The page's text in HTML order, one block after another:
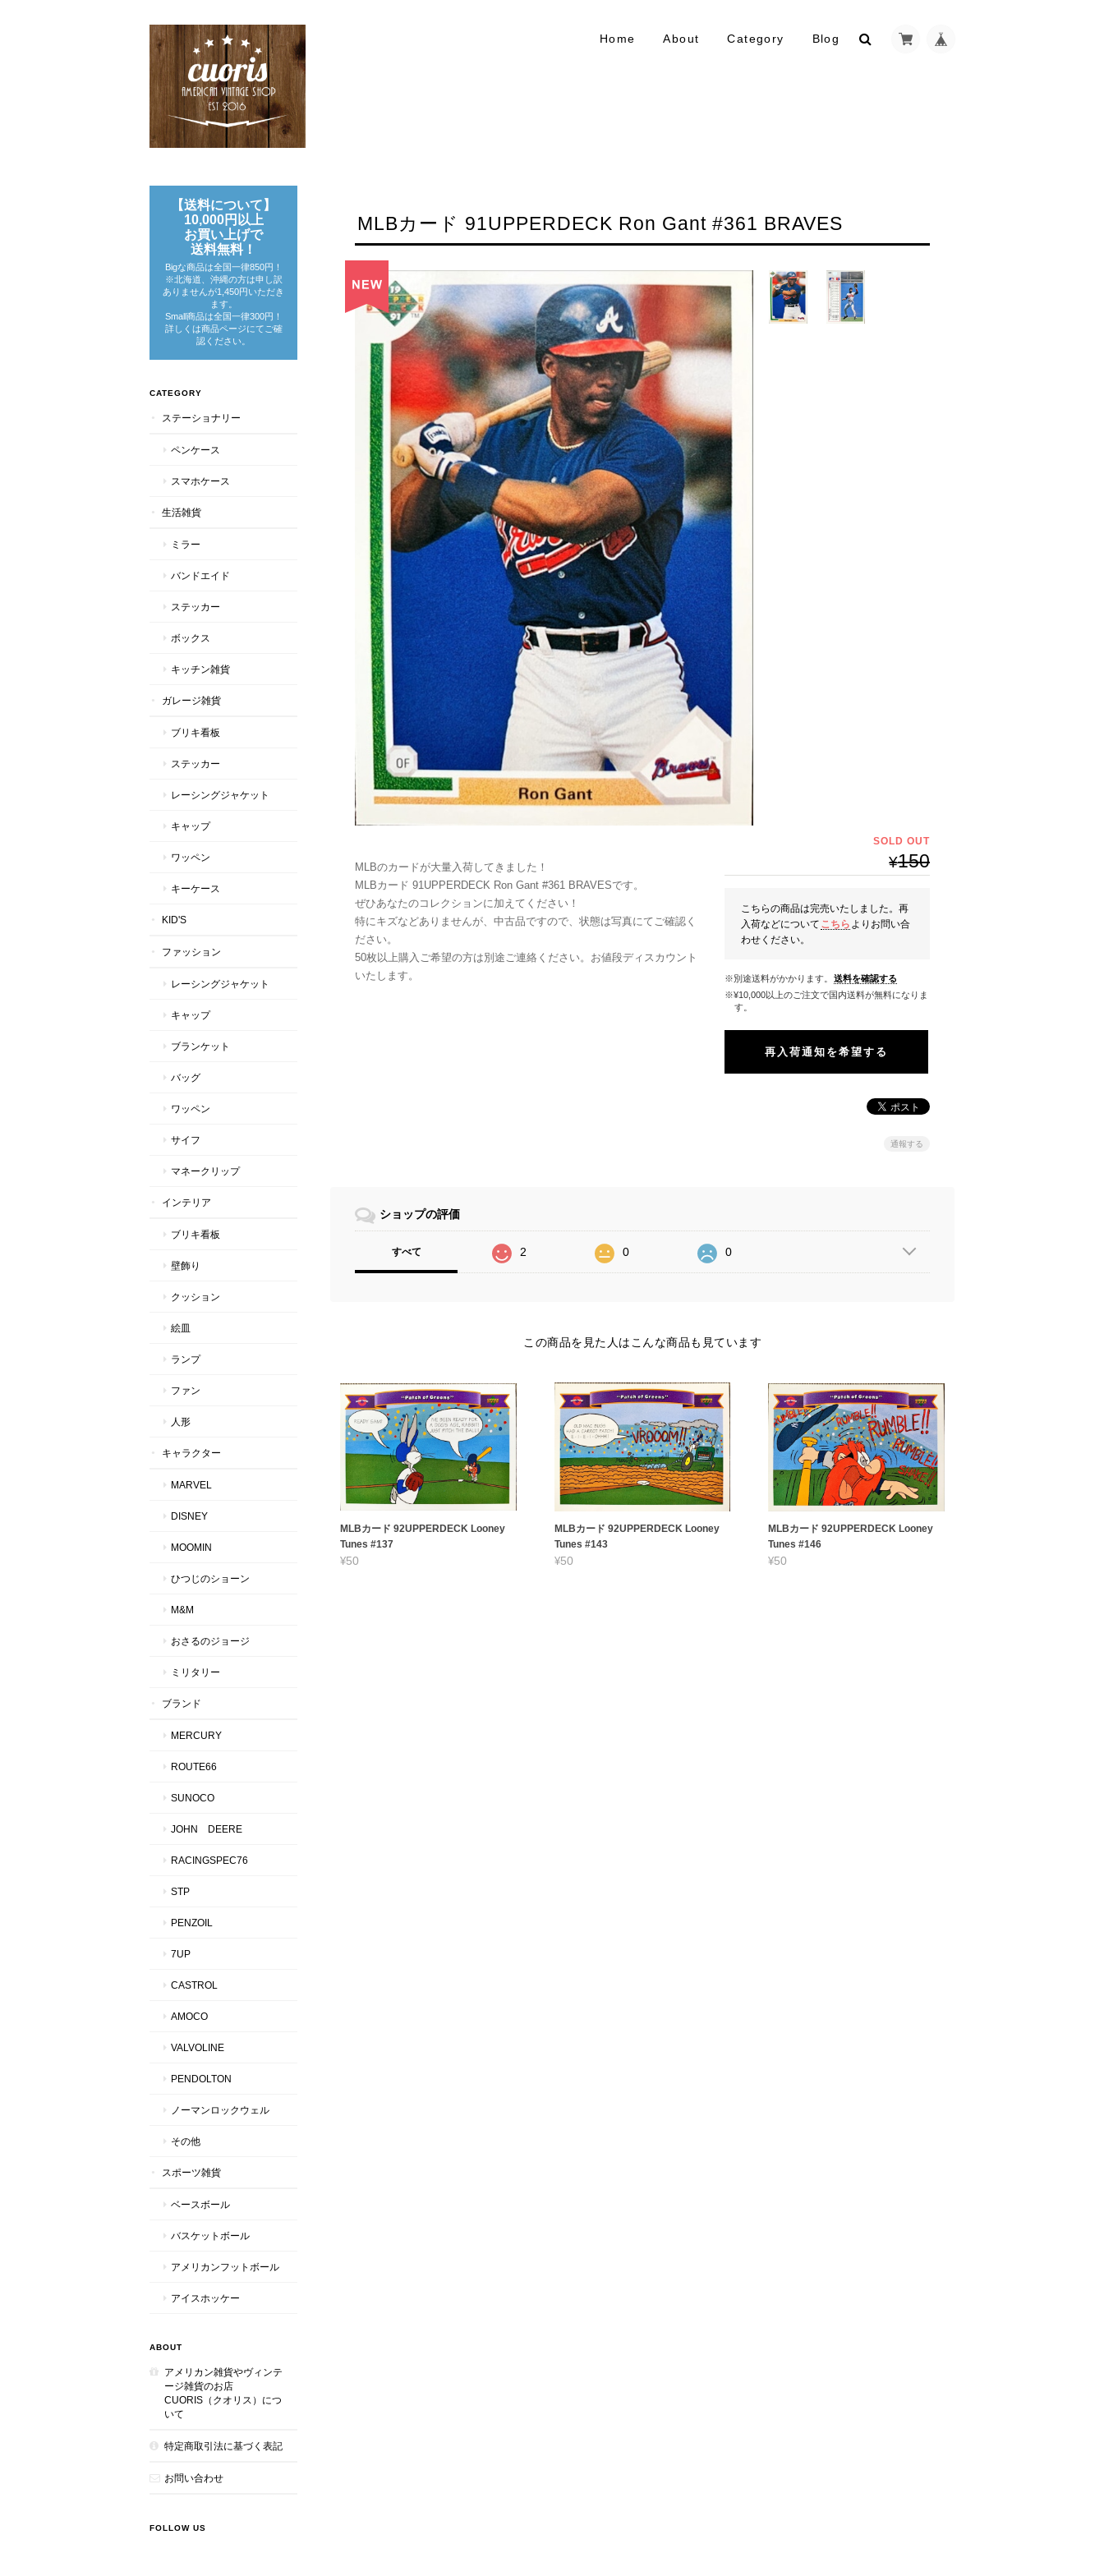
Home About Category Blog
MLBカード 91UPPERDECK Ron Gant #361 BRAVES
MLBのカードが大量入荷してきました！
MLBカード 91UPPERDECK Ron Gant #361 BRAVESです。
ぜひあなたのコレクションに加えてください！
特にキズなどありませんが、中古品ですので、状態は写真にてご確認く
ださい。
50枚以上購入ご希望の方は別途ご連絡ください。お値段ディスカウント
いたします。
SOLD OUT
¥150
こちらの商品は完売いたしました。再
入荷などについて こちら よりお問い合
わせください。
※別途送料がかかります。 送料を確認する
※¥10,000以上のご注文で国内送料が無料になりま
す。
再入荷通知を希望する
通報する
ショップの評価
すべて 2 0 0
この商品を見た人はこんな商品も見ています
MLBカード 92UPPERDECK Looney
Tunes #137
¥50
MLBカード 92UPPERDECK Looney
Tunes #143
¥50
MLBカード 92UPPERDECK Looney
Tunes #146
¥50
【送料について】
10,000円以上
お買い上げで
送料無料！
Bigな商品は全国一律850円！
※北海道、沖縄の方は申し訳
ありませんが1,450円いただき
ます。
Small商品は全国一律300円！
詳しくは商品ページにてご確
認ください。
CATEGORY
ステーショナリー
ペンケース
スマホケース
生活雑貨
ミラー
バンドエイド
ステッカー
ボックス
キッチン雑貨
ガレージ雑貨
ブリキ看板
ステッカー
レーシングジャケット
キャップ
ワッペン
キーケース
KID'S
ファッション
レーシングジャケット
キャップ
ブランケット
バッグ
ワッペン
サイフ
マネークリップ
インテリア
ブリキ看板
壁飾り
クッション
絵皿
ランプ
ファン
人形
キャラクター
MARVEL
DISNEY
MOOMIN
ひつじのショーン
M&M
おさるのジョージ
ミリタリー
ブランド
MERCURY
ROUTE66
SUNOCO
JOHN DEERE
RACINGSPEC76
STP
PENZOIL
7UP
CASTROL
AMOCO
VALVOLINE
PENDOLTON
ノーマンロックウェル
その他
スポーツ雑貨
ベースボール
バスケットボール
アメリカンフットボール
アイスホッケー
ABOUT
アメリカン雑貨やヴィンテ
ージ雑貨のお店
CUORIS（クオリス）につ
いて
特定商取引法に基づく表記
お問い合わせ
FOLLOW US